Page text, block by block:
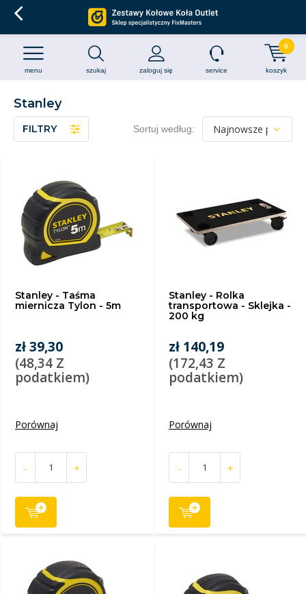
szukaj zaloguj się
menu service koszyk
0
Stanley
FILTRY Sortuj według:
Stanley - Taśma
miernicza Tylon - 5m
zł 39,30
(48,34 Z
podatkiem)
Porównaj
- +
Stanley - Rolka
transportowa - Sklejka -
200 kg
zł 140,19
(172,43 Z
podatkiem)
Porównaj
- +